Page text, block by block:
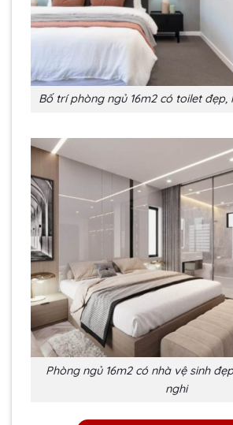
Bố trí phòng ngủ 16m2 có toilet
Phòng ngủ 16m2 có nhà vệ sinh
nghi